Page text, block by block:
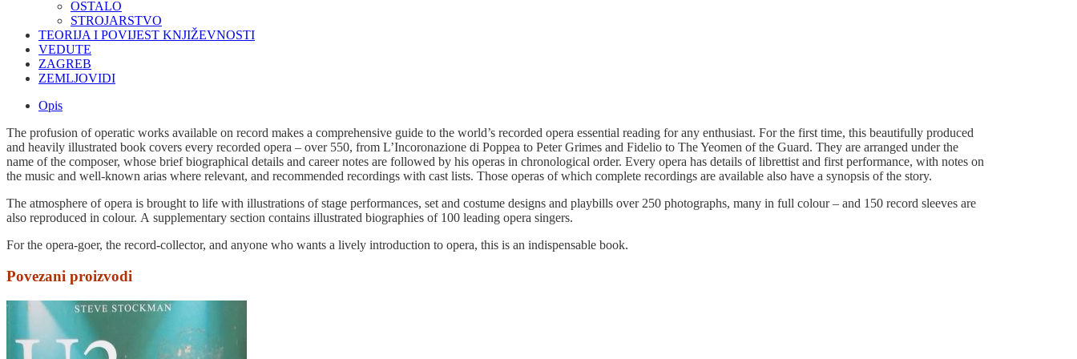
OSTALO
STROJARSTVO
TEORIJA I POVIJEST KNJIŽEVNOSTI
VEDUTE
ZAGREB
ZEMLJOVIDI
Opis
The profusion of operatic works available on record makes a comprehensive guide to the world’s recorded opera essential reading for any enthusiast. For the first time, this beautifully produced
and heavily illustrated book covers every recorded opera – over 550, from L’Incoronazione di Poppea to Peter Grimes and Fidelio to The Yeomen of the Guard. They are arranged under the
name of the composer, whose brief biographical details and career notes are followed by his operas in chronological order. Every opera has details of librettist and first performance, with notes on
the music and well-known arias where relevant, and recommended recordings with cast lists. Those operas of which complete recordings are available also have a synopsis of the story.
The atmosphere of opera is brought to life with illustrations of stage performances, set and costume designs and playbills over 250 photographs, many in full colour – and 150 record sleeves are
also reproduced in colour. А supplementary section contains illustrated biographies of 100 leading opera singers.
For the opera-goer, the record-collector, and anyone who wants a lively introduction to opera, this is an indispensable book.
Povezani proizvodi